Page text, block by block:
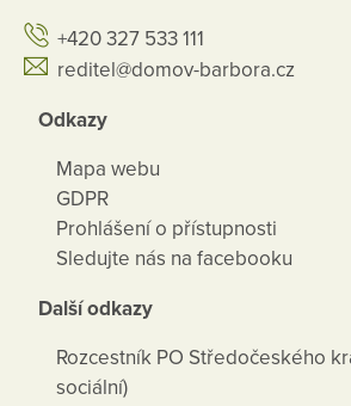
+420 327 533 111
reditel@domov-barbora.cz
Odkazy
Mapa webu
GDPR
Prohlášení o přístupnosti
Sledujte nás na facebooku
Další odkazy
Rozcestník PO Středočeského
sociální)